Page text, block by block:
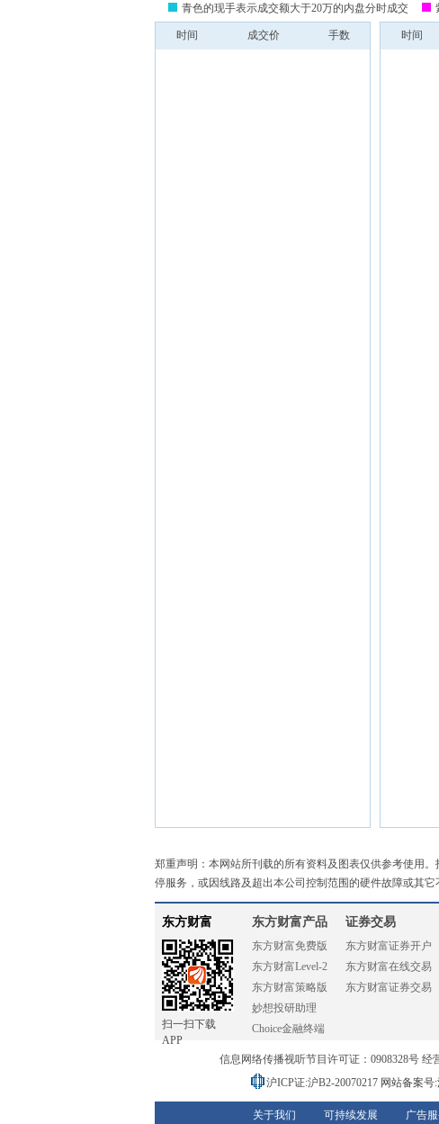
青色的现手表示成交额大于20万的内盘分时成交
时间 成交价 手数 时间
郑重声明：本网站所刊载的所有资料及图表仅供参考使用
停服务，或因线路及超出本公司控制范围的硬件故障或其
东方财富
扫一扫下载
APP
东方财富产品
东方财富免费版
东方财富Level-2
东方财富策略版
妙想投研助理
Choice金融终端
证券交易
东方财富证券开户
东方财富在线交易
东方财富证券交易
信息网络传播视听节目许可证：0908328号 经
沪ICP证:沪B2-20070217 网站备案号:
关于我们 可持续发展 广告